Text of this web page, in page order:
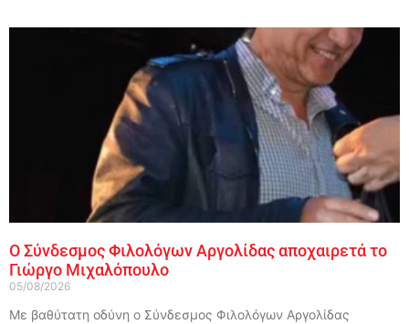
Ο Σύνδεσμος Φιλολόγων Αργολίδας αποχαιρετά το
Γιώργο Μιχαλόπουλο
05/08/2026
Με βαθύτατη οδύνη ο Σύνδεσμος Φιλολόγων Αργολίδας